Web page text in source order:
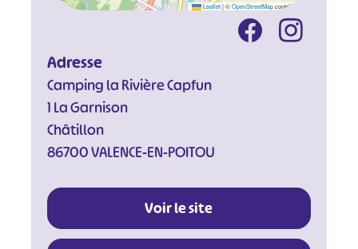
Leaflet |©OpenStreetMapcontributors
Adresse
Camping la Rivière Capfun
1 La Garnison
Châtillon
86700 VALENCE-EN-POITOU
Voir le site